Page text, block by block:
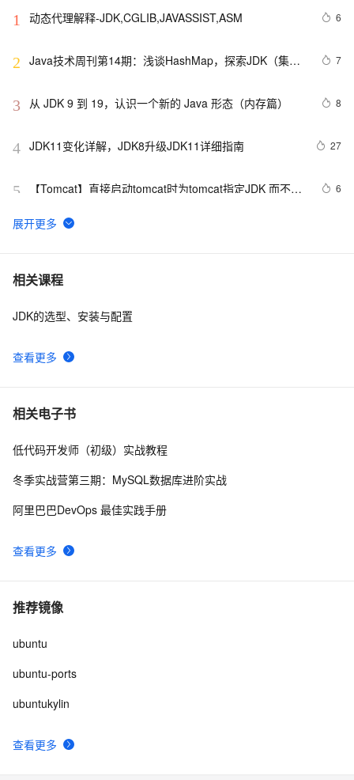
1 动态代理解释-JDK,CGLIB,JAVASSIST,ASM 6
2 Java技术周刊第14期：浅谈HashMap，探索JDK（集合
7
3 从 JDK 9 到 19，认识一个新的 Java 形态（内存篇） 8
4 JDK11变化详解，JDK8升级JDK11详细指南 27
5
【Tomcat】直接启动tomcat时为tomcat指定JDK 而不是
6
6
Oracle 要慌了！华为终于开源了自家的 Huawei JDK
7 集合详解（四）----HashSet和HashMap源码剖析
8 【本地与Java无缝对接】JDK 22外部函数和内存API：
9 JDK 21中的字符串模板：提升代码可读性与维护性的新
10
相关课程
查看更多
JDK的选型、安装与配置
相关电子书
查看更多
低代码开发师（初级）实战教程
冬季实战营第三期：MySQL数据库进阶实战
阿里巴巴DevOps 最佳实践手册
推荐镜像
查看更多
ubuntu
ubuntu-ports
ubuntukylin